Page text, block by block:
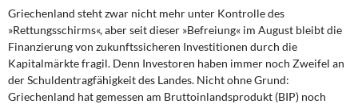
Griechenland steht zwar nicht mehr unter Kontrolle des
»Rettungsschirms«, aber seit dieser »Befreiung« im August bleibt die
Finanzierung von zukunftssicheren Investitionen durch die
Kapitalmärkte fragil. Denn Investoren haben immer noch Zweifel an
der Schuldentragfähigkeit des Landes. Nicht ohne Grund:
Griechenland hat gemessen am Bruttoinlandsprodukt (BIP) noch